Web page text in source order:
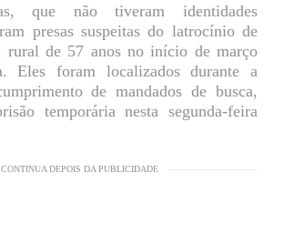
que não tiveram identidades
presas suspeitas do latrocínio de
rural de 57 anos no início de março
Eles foram localizados durante a
de mandados de busca,
temporária nesta segunda-feira
CONTINUA DEPOIS DA PUBLICIDADE